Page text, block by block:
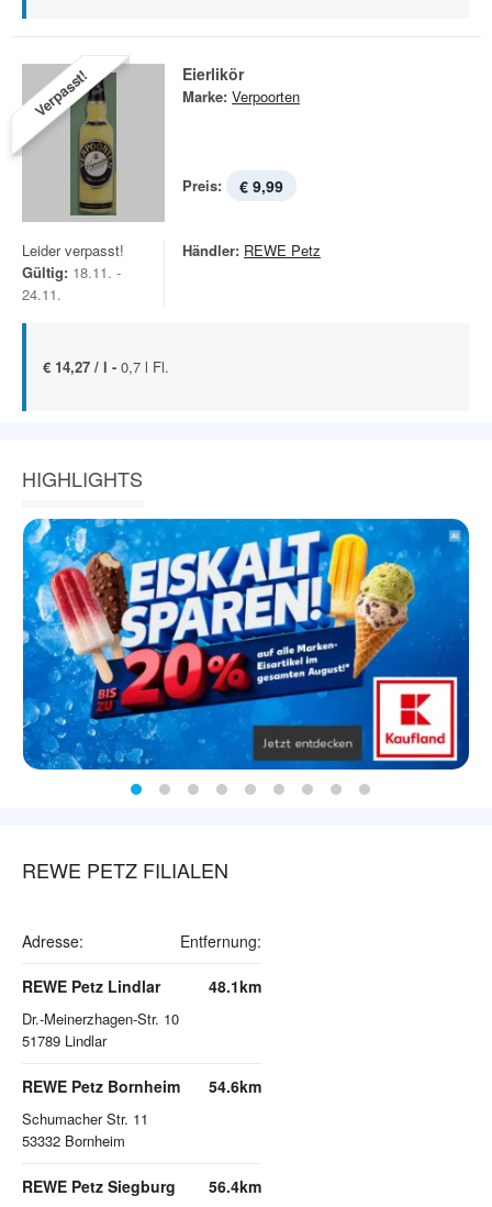
Verpasst! Eierlikör
Marke: Verpoorten
Preis: € 9,99
Leider verpasst!
Gültig: 18.11. -
24.11.
Händler: REWE Petz
€ 14,27 / l - 0,7 l Fl.
HIGHLIGHTS
REWE PETZ FILIALEN
Adresse: Entfernung:
REWE Petz Lindlar
Dr.-Meinerzhagen-Str. 10
51789 Lindlar
48.1km
REWE Petz Bornheim
Schumacher Str. 11
53332 Bornheim
54.6km
REWE Petz Siegburg 56.4km